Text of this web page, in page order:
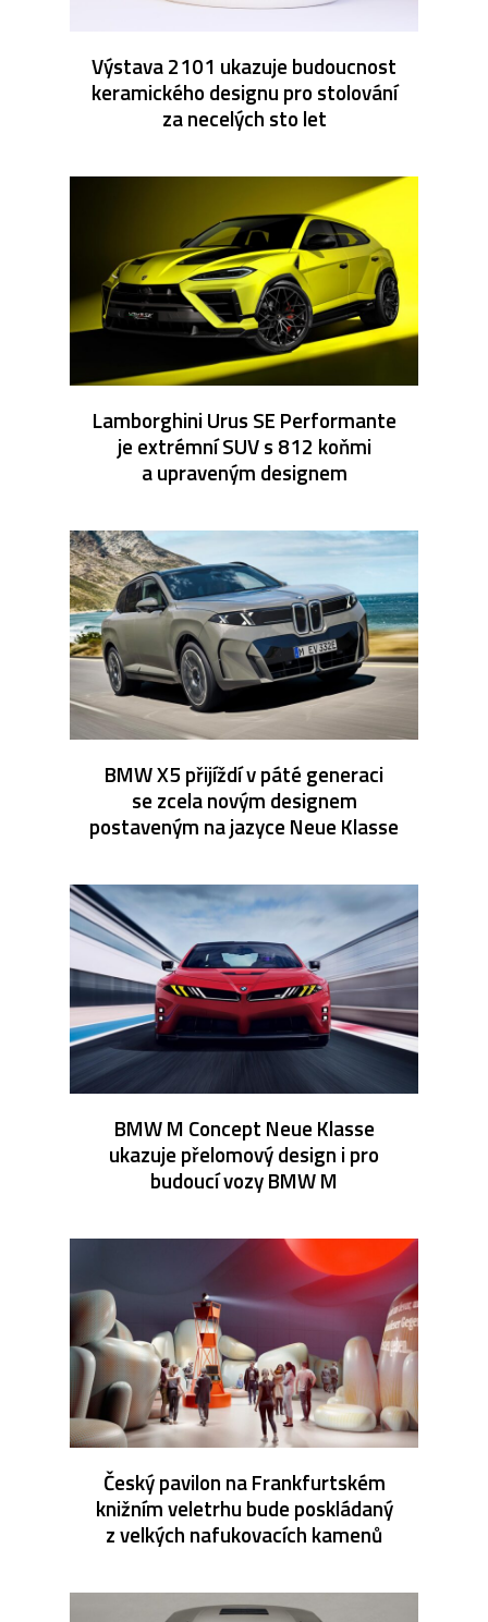
Výstava 2101 ukazuje budoucnost
keramického designu pro stolování
za necelých sto let
Lamborghini Urus SE Performante
je extrémní SUV s 812 koňmi
a upraveným designem
BMW X5 přijíždí v páté generaci
se zcela novým designem
postaveným na jazyce Neue Klasse
BMW M Concept Neue Klasse
ukazuje přelomový design i pro
budoucí vozy BMW M
Český pavilon na Frankfurtském
knižním veletrhu bude poskládaný
z velkých nafukovacích kamenů